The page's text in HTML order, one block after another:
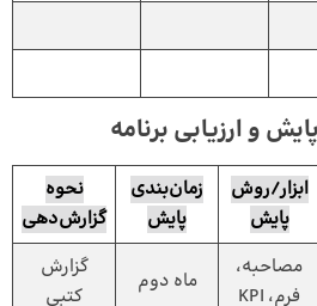
و ارزیابی برنامه
ابزار/روش
پایش
زمان‌بندی
پایش
نحوه
گزارش‌دهی
مصاحبه،
فرم، KPI
ماه دوم
گزارش
کتبی